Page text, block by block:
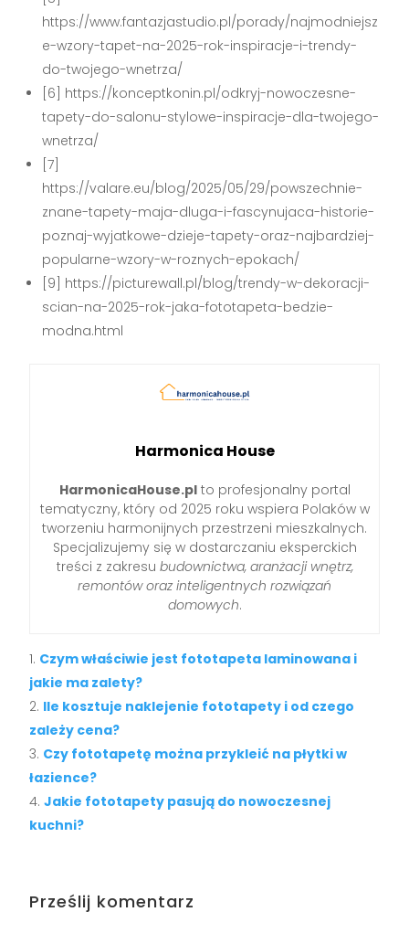
https://www.fantazjastudio.pl/porady/najmodniejsz
e-wzory-tapet-na-2025-rok-inspiracje-i-trendy-
do-twojego-wnetrza/
[6] https://konceptkonin.pl/odkryj-nowoczesne-
tapety-do-salonu-stylowe-inspiracje-dla-twojego-
wnetrza/
[7]
https://valare.eu/blog/2025/05/29/powszechnie-
znane-tapety-maja-dluga-i-fascynujaca-historie-
poznaj-wyjatkowe-dzieje-tapety-oraz-najbardziej-
popularne-wzory-w-roznych-epokach/
[9] https://picturewall.pl/blog/trendy-w-dekoracji-
scian-na-2025-rok-jaka-fototapeta-bedzie-
modna.html
Harmonica House
HarmonicaHouse.plto profesjonalny portal
tematyczny, który od 2025 roku wspiera Polaków w
tworzeniu harmonijnych przestrzeni mieszkalnych.
Specjalizujemy się w dostarczaniu eksperckich
treści z zakresu budownictwa, aranżacji wnętrz,
remontów oraz inteligentnych rozwiązań
domowych.
Czym właściwie jest fototapeta laminowana i
jakie ma zalety?
Ile kosztuje naklejenie fototapety i od czego
zależy cena?
Czy fototapetę można przykleić na płytki w
łazience?
Jakie fototapety pasują do nowoczesnej
kuchni?
Prześlij komentarz